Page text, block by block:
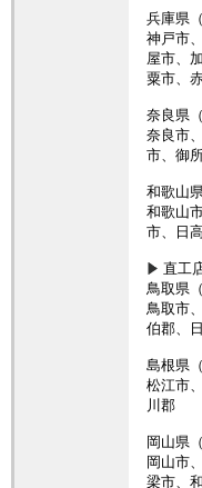
兵庫県（
神戸市
屋市、
粟市、
奈良県（
奈良市
市、御
和歌山
和歌山
市、日
直工
鳥取県（
鳥取市
伯郡、
島根県（
松江市
川郡
岡山県（
岡山市
梁市、